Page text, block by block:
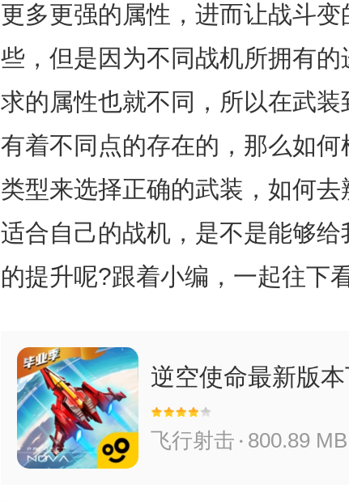
更多更强的属性，进而让战斗
些，但是因为不同战机所拥有
求的属性也就不同，所以在武
有着不同点的存在的，那么如
类型来选择正确的武装，如何
适合自己的战机，是不是能够给
的提升呢?跟着小编，一起往下
逆空使命最新版
飞行射击 800.89 MB